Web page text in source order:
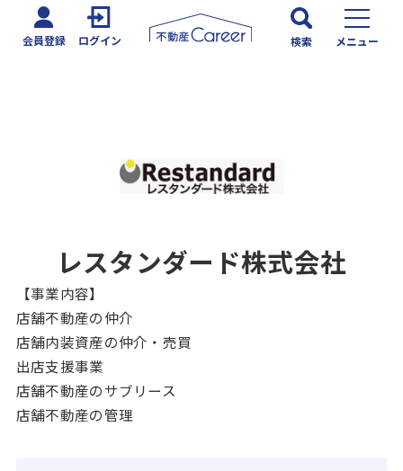
会員登録 ログイン 検索 メニュー
レスタンダード株式会社
【事業内容】
店舗不動産の仲介
店舗内装資産の仲介・売買
出店支援事業
店舗不動産のサブリース
店舗不動産の管理